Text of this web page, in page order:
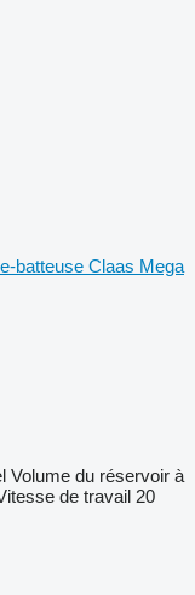
batteuse Claas Mega
Volume du réservoir à
de travail 20